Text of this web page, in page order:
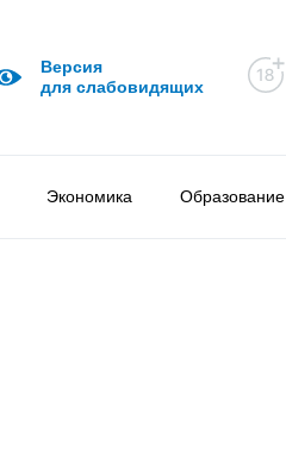
Версия
для слабовидящих
Экономика Образование